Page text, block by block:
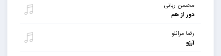
محسن ربانی
دور از هم
رضا مرانلو
آرزو